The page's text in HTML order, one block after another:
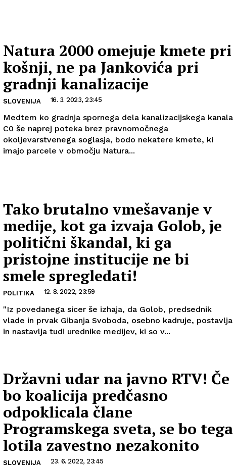
Natura 2000 omejuje kmete pri
košnji, ne pa Jankovića pri
gradnji kanalizacije
SLOVENIJA 16. 3. 2023, 23:45
Medtem ko gradnja spornega dela kanalizacijskega kanala
C0 še naprej poteka brez pravnomočnega
okoljevarstvenega soglasja, bodo nekatere kmete, ki
imajo parcele v območju Natura...
Tako brutalno vmešavanje v
medije, kot ga izvaja Golob, je
politični škandal, ki ga
pristojne institucije ne bi
smele spregledati!
POLITIKA 12. 8. 2022, 23:59
"Iz povedanega sicer še izhaja, da Golob, predsednik
vlade in prvak Gibanja Svoboda, osebno kadruje, postavlja
in nastavlja tudi urednike medijev, ki so v...
Državni udar na javno RTV! Če
bo koalicija predčasno
odpoklicala člane
Programskega sveta, se bo tega
lotila zavestno nezakonito
SLOVENIJA 23. 6. 2022, 23:45